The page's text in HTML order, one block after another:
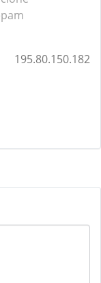
195.80.150.182